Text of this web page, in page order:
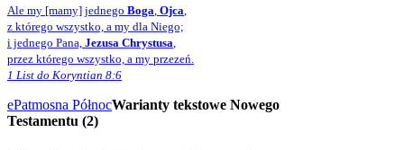
Ale my [mamy] jednego Boga, Ojca,
z którego wszystko, a my dla Niego;
i jednego Pana, Jezusa Chrystusa,
przez którego wszystko, a my przezeń.
1 List do Koryntian 8:6
ePatmosna PółnocWarianty tekstowe Nowego
Testamentu (2)